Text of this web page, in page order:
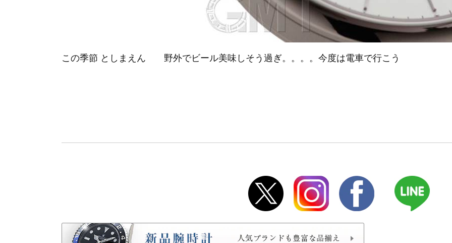
この季節 としまえん 野外でビール美味しそう過ぎ。。。。今度は電車で行こう